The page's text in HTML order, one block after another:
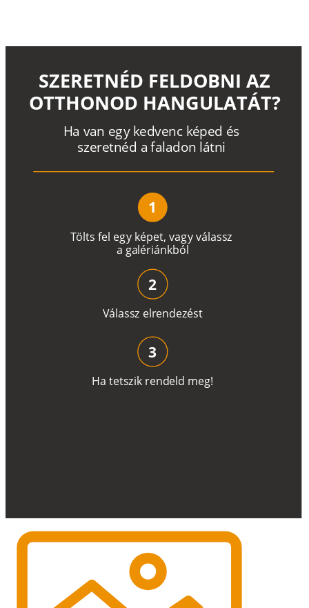
Tölts fel egy képet, vagyválassz
a galériánkból
Ha van egy kedvenc képed és
szeretnéd a faladon látni
SZERETNÉD FELDOBNI AZ
OTTHONOD HANGULATÁT?
1
Válassz elrendezést
2
Ha tetszik rendeld meg!
3